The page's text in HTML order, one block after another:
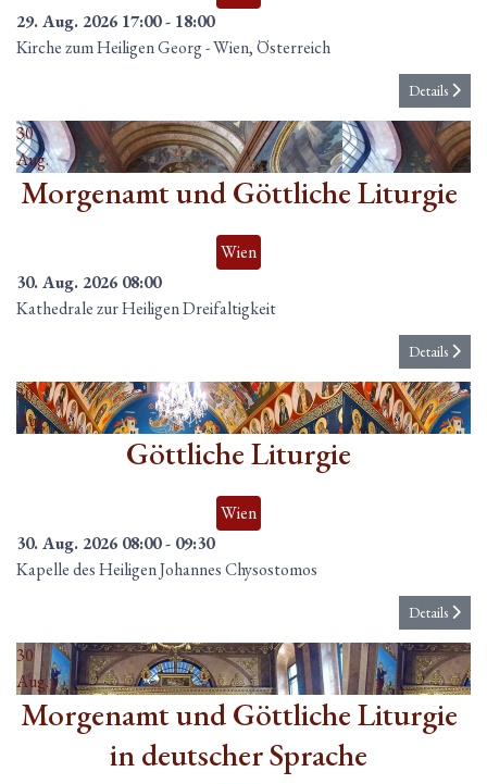
29. Aug. 2026 17:00- 18:00
Kirche zum Heiligen Georg-Wien, Österreich
Details
30
Aug.
Morgenamt und Göttliche Liturgie
Wien
30. Aug. 2026 08:00
Kathedrale zur Heiligen Dreifaltigkeit
Details
30
Aug.
Göttliche Liturgie
Wien
30. Aug. 2026 08:00- 09:30
Kapelle des Heiligen Johannes Chysostomos
Details
30
Aug.
Morgenamt und Göttliche Liturgie
in deutscher Sprache